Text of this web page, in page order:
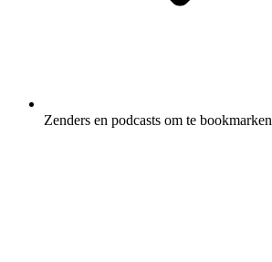
Zenders en podcasts om te bookmarken